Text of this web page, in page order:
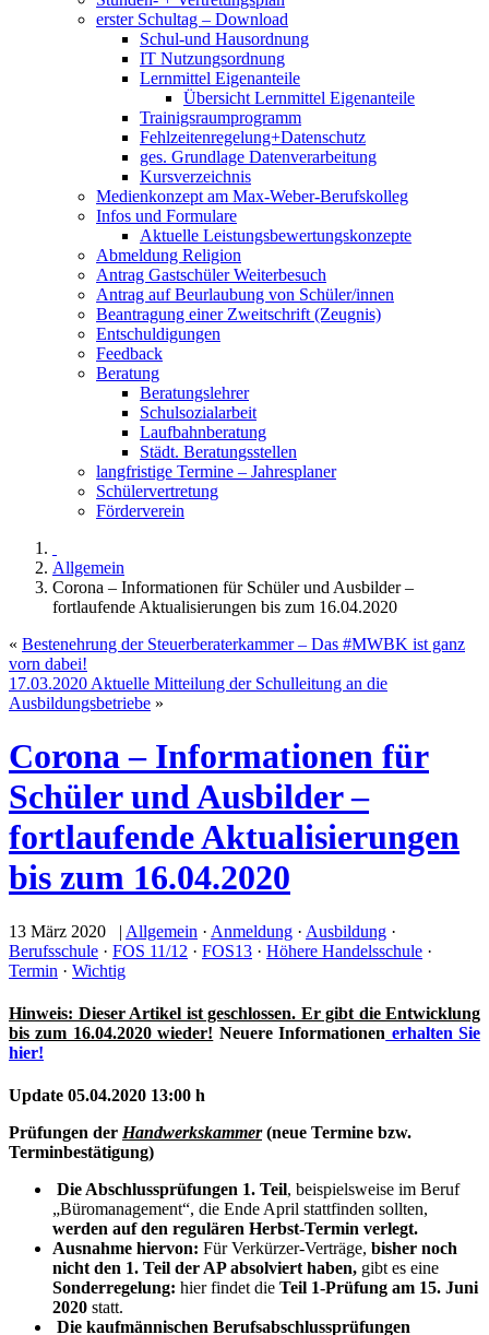
erster Schultag – Download
Schul-und Hausordnung
IT Nutzungsordnung
Lernmittel Eigenanteile
Übersicht Lernmittel Eigenanteile
Trainigsraumprogramm
Fehlzeitenregelung+Datenschutz
ges. Grundlage Datenverarbeitung
Kursverzeichnis
Medienkonzept am Max-Weber-Berufskolleg
Infos und Formulare
Aktuelle Leistungsbewertungskonzepte
Abmeldung Religion
Antrag Gastschüler Weiterbesuch
Antrag auf Beurlaubung von Schüler/innen
Beantragung einer Zweitschrift (Zeugnis)
Entschuldigungen
Feedback
Beratung
Beratungslehrer
Schulsozialarbeit
Laufbahnberatung
Städt. Beratungsstellen
langfristige Termine – Jahresplaner
Schülervertretung
Förderverein
Allgemein
Corona – Informationen für Schüler und Ausbilder –
fortlaufende Aktualisierungen bis zum 16.04.2020
« Bestenehrung der Steuerberaterkammer – Das #MWBK ist ganz
vorn dabei!
17.03.2020 Aktuelle Mitteilung der Schulleitung an die
Ausbildungsbetriebe »
Corona – Informationen für
Schüler und Ausbilder –
fortlaufende Aktualisierungen
bis zum 16.04.2020
13 März 2020 | Allgemein · Anmeldung · Ausbildung ·
Berufsschule · FOS 11/12 · FOS13 · Höhere Handelsschule ·
Termin · Wichtig
Hinweis: Dieser Artikel ist geschlossen. Er gibt die Entwicklung
bis zum 16.04.2020 wieder! Neuere Informationen erhalten Sie
hier!
Update 05.04.2020 13:00 h
Prüfungen der Handwerkskammer(neue Termine bzw.
Terminbestätigung)
Die Abschlussprüfungen 1. Teil, beispielsweise im Beruf
„Büromanagement“, die Ende April stattfinden sollten,
werden auf den regulären Herbst-Termin verlegt.
Ausnahme hiervon: Für Verkürzer-Verträge, bisher noch
nicht den 1. Teil der AP absolviert haben, gibt es eine
Sonderregelung: hier findet die Teil 1-Prüfung am 15. Juni
2020 statt.
Die kaufmännischen Berufsabschlussprüfungen